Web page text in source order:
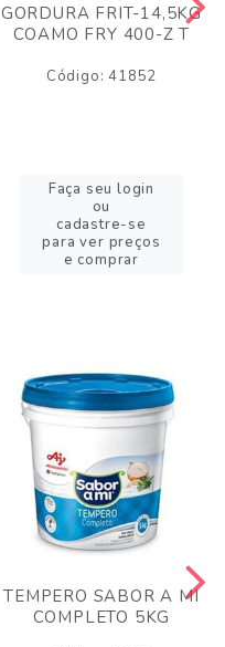
GORDURA FRIT-14,5KG
COAMO FRY 400-Z T
Código: 41852
Faça seu login
ou
cadastre-se
para ver preços
e comprar
TEMPERO SABOR A MI
COMPLETO 5KG